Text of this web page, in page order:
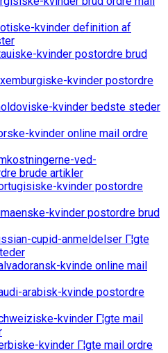
kvinder definition af
kvinder postordre brud
kvinder postordre
kvinder bedste steder
kvinder online mail ordre
ved-
brude artikler
kvinder postordre
kvinder postordre brud
cupid-anmeldelser Г¦gte
kvinde online mail
arabisk-kvinde postordre
kvinder Г¦gte mail
kvinder Г¦gte mail ordre